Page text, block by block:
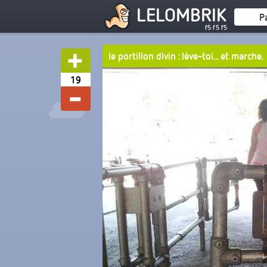
LELOMBRIK
f5 f5 f5
19
le portillon divin : lève-toi... et marche.